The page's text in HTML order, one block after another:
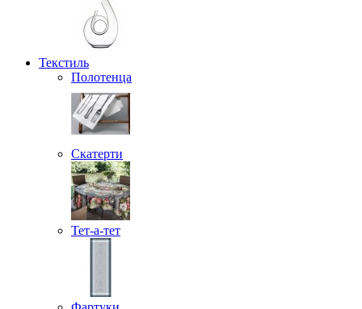
Текстиль
Полотенца
Скатерти
Тет-а-тет